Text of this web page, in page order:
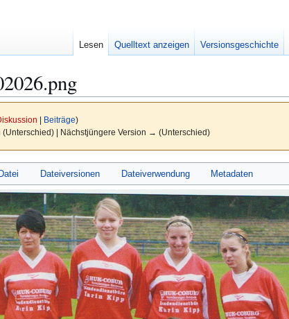
Beiträge)
| Nächstjüngere Version → (Unterschied)
Dateiversionen Dateiverwendung Metadaten
Lesen Quelltext anzeigen Versionsgeschichte